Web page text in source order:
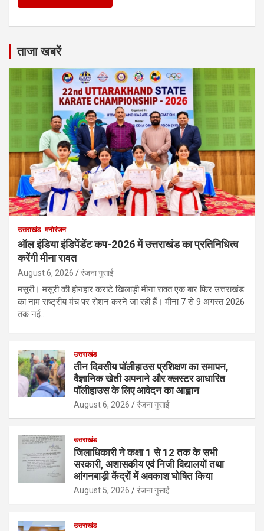
ताजा खबरें
उत्तराखंड मनोरंजन
ऑल इंडिया इंडिपेंडेंट कप-2026 में उत्तराखंड का प्रतिनिधित्व
करेंगी मीना रावत
August 6, 2026 रंजना गुसाई
मसूरी। मसूरी की होनहार कराटे खिलाड़ी मीना रावत एक बार फिर उत्तराखंड
का नाम राष्ट्रीय मंच पर रोशन करने जा रही हैं। मीना 7 से 9 अगस्त 2026
तक नई…
उत्तराखंड
तीन दिवसीय पॉलीहाउस प्रशिक्षण का समापन,
वैज्ञानिक खेती अपनाने और क्लस्टर आधारित
पॉलीहाउस के लिए आवेदन का आह्वान
August 6, 2026 रंजना गुसाई
उत्तराखंड
जिलाधिकारी ने कक्षा 1 से 12 तक के सभी
सरकारी, अशासकीय एवं निजी विद्यालयों तथा
आंगनबाड़ी केंद्रों में अवकाश घोषित किया
August 5, 2026 रंजना गुसाई
उत्तराखंड